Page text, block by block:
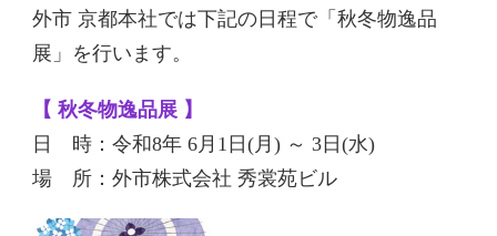
外市 京都本社では下記の日程で「秋冬物逸品
展」を行います。
【 秋冬物逸品展 】
日 時：令和8年 6月1日(月) ～ 3日(水)
場 所：外市株式会社 秀裳苑ビル